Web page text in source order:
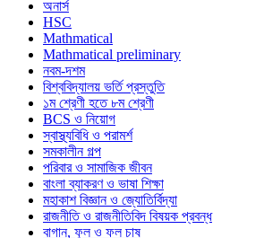
অনার্স
HSC
Mathmatical
Mathmatical preliminary
নবম-দশম
বিশ্ববিদ্যালয় ভর্তি প্রস্তুতি
১ম শ্রেণী হতে ৮ম শ্রেণী
BCS ও নিয়োগ
স্বাস্থ্যবিধি ও পরামর্শ
সমকালীন গল্প
পরিবার ও সামাজিক জীবন
বাংলা ব্যাকরণ ও ভাষা শিক্ষা
মহাকাশ বিজ্ঞান ও জ্যোতির্বিদ্যা
রাজনীতি ও রাজনীতিবিদ বিষয়ক প্রবন্ধ
বাগান, ফুল ও ফল চাষ